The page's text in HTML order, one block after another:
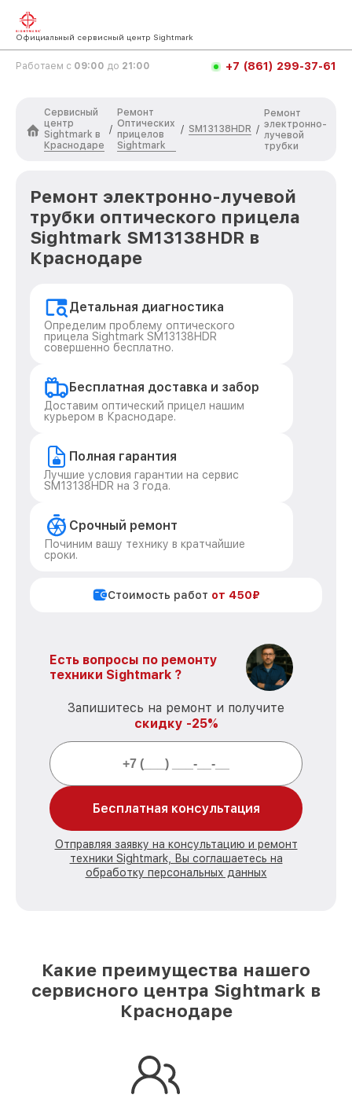
Официальный сервисный центр Sightmark
Работаем с 09:00 до 21:00 +7 (861) 299-37-61
Сервисный
центр
Sightmark в
Краснодаре
/
Ремонт
Оптических
прицелов
Sightmark
/ SM13138HDR /
Ремонт
электронно-
лучевой
трубки
Ремонт электронно-лучевой
трубки оптического прицела
Sightmark SM13138HDR в
Краснодаре
Детальная диагностика
Определим проблему оптического
прицела Sightmark SM13138HDR
совершенно бесплатно.
Бесплатная доставка и забор
Доставим оптический прицел нашим
курьером в Краснодаре.
Полная гарантия
Лучшие условия гарантии на сервис
SM13138HDR на 3 года.
Срочный ремонт
Починим вашу технику в кратчайшие
сроки.
Стоимость работ от 450₽
Есть вопросы по ремонту
техники Sightmark ?
Запишитесь на ремонт и получите
скидку -25%
Бесплатная консультация
Отправляя заявку на консультацию и ремонт
техники Sightmark, Вы соглашаетесь на
обработку персональных данных
Какие преимущества нашего
сервисного центра Sightmark в
Краснодаре